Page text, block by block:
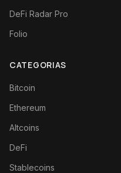
DeFi Radar Pro
Folio
CATEGORIAS
Bitcoin
Ethereum
Altcoins
DeFi
Stablecoins